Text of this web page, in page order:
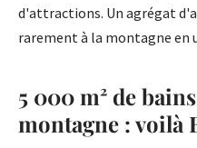
d'attractions. Un agrégat
rarement à la montagne en
5 000 m² de
montagne : voilà